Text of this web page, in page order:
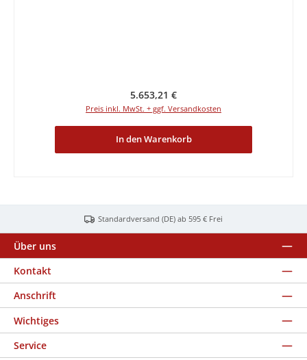
Regulärer Preis:
5.653,21 €
Preis inkl. MwSt. + ggf. Versandkosten
In den Warenkorb
Standardversand (DE) ab 595 € Frei
Über uns
Kontakt
Anschrift
Wichtiges
Service